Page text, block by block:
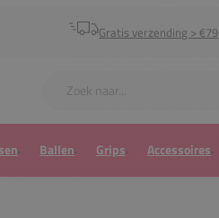
Gratis verzending > €79
Ballen Grips Accessoires